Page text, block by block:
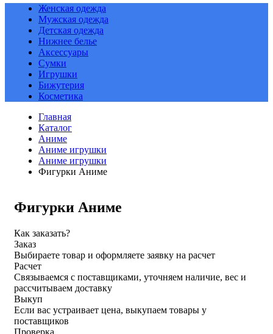
Женская одежда
Мужская одежда
Детская одежда
Нижнее белье
Аксессуары
Сумки
Игрушки
Бижутерия
Косметика
Главная
Каталог
Аниме
Аниме игрушки
Аниме игрушки
Фигурки Аниме
Фигурки Аниме
Как заказать?
Заказ
Выбираете товар и оформляете заявку на расчет
Расчет
Связываемся с поставщиками, уточняем наличие, вес и
рассчитываем доставку
Выкуп
Если вас устраивает цена, выкупаем товары у
поставщиков
Проверка